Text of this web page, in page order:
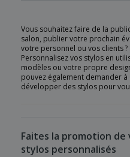
Vous souhaitez faire de la
salon, publier votre prochain
votre personnel ou vos clients
Personnalisez vos stylos en
modèles ou votre propre
pouvez également demander
développer des stylos pour
Faites la promotion
stylos personnalisés